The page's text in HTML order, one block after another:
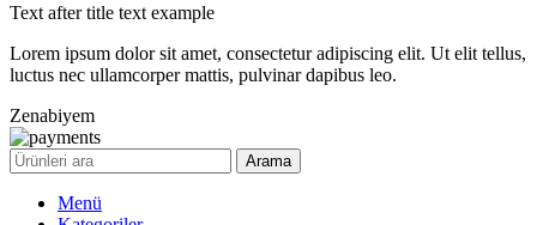
Text after title text example
Lorem ipsum dolor sit amet, consectetur adipiscing elit. Ut elit tellus,
luctus nec ullamcorper mattis, pulvinar dapibus leo.
Zenabiyem
Arama
Menü